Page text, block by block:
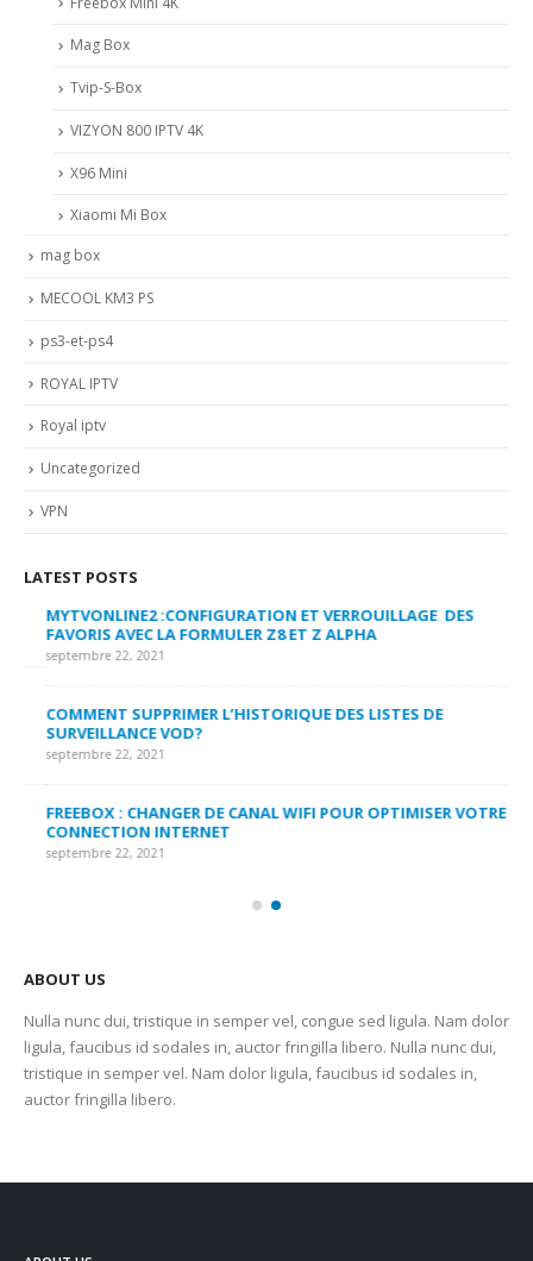
Mag Box
Tvip-S-Box
VIZYON 800 IPTV 4K
X96 Mini
Xiaomi Mi Box
mag box
MECOOL KM3 PS
ps3-et-ps4
ROYAL IPTV
Royal iptv
Uncategorized
VPN
LATEST POSTS
MYTVONLINE2 :CONFIGURATION ET VERROUILLAGE DES
FAVORIS AVEC LA FORMULER Z8 ET Z ALPHA
septembre 22, 2021
COMMENT SUPPRIMER L’HISTORIQUE DES LISTES DE
SURVEILLANCE VOD?
septembre 22, 2021
FREEBOX : CHANGER DE CANAL WIFI POUR OPTIMISER VOTRE
CONNECTION INTERNET
septembre 22, 2021
ABOUT US
Nulla nunc dui, tristique in semper vel, congue sed ligula. Nam dolor
ligula, faucibus id sodales in, auctor fringilla libero. Nulla nunc dui,
tristique in semper vel. Nam dolor ligula, faucibus id sodales in,
auctor fringilla libero.